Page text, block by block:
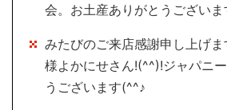
会。お土産ありがとうございま
みたびのご来店感謝申し上げ
様よかにせさん!(^^)!ジャパニ
うございます(^^♪